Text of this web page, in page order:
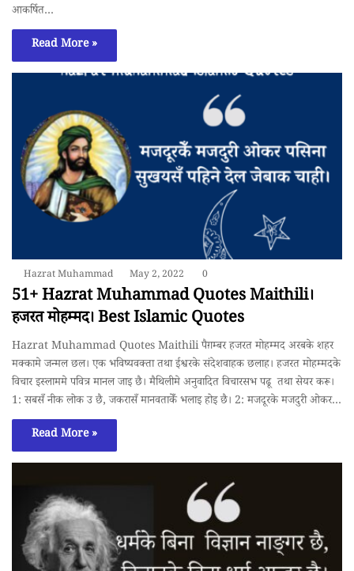
आकर्षित…
Read More »
Hazrat Muhammad May 2, 2022 0
51+ Hazrat Muhammad Quotes Maithili।
हजरत मोहम्मद। Best Islamic Quotes
Hazrat Muhammad Quotes Maithili पैग़म्बर हजरत मोहम्मद अरबके शहर
मक्कामे जन्मल छल। एक भविष्यवक्ता तथा ईश्वरके संदेशवाहक छलाह। हजरत मोहम्मदके
विचार इस्लाममे पवित्र मानल जाइ छै। मैथिलीमे अनुवादित विचारसभ पढू तथा सेयर करू।
1: सबसँ नीक लोक उ छै, जकरासँ मानवताकेँ भलाइ होइ छै। 2: मजदूरके मजदुरी ओकर…
Read More »